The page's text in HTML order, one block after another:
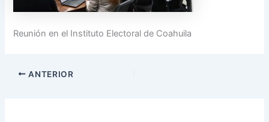
Reunión en el Instituto Electoral de Coahuila
ANTERIOR